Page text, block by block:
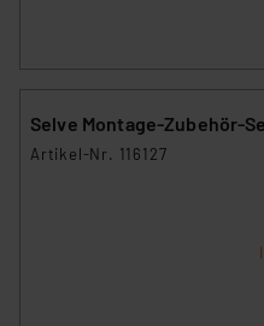
Selve Montage-Zubehör-
Artikel-Nr. 116127